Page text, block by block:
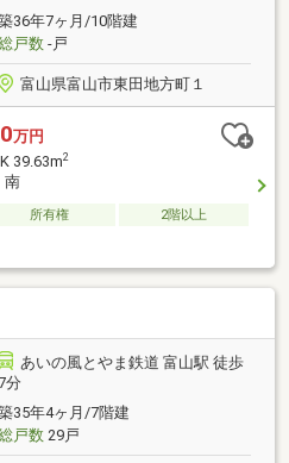
36年7ヶ月/10階建
戸数-戸
富山県富山市東田地方町１
万円
39.63m2
南
所有権
2階以上
あいの風とやま鉄道 富山駅 徒歩
分
35年4ヶ月/7階建
戸数29戸